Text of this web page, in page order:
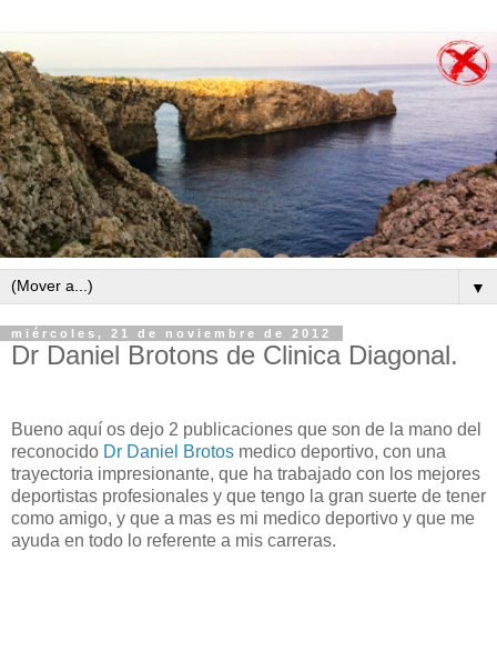
▼
miércoles, 21 de noviembre de 2012
Dr Daniel Brotons de Clinica Diagonal.
Bueno aquí os dejo 2 publicaciones que son de la mano del
reconocido Dr Daniel Brotos medico deportivo, con una
trayectoria impresionante, que ha trabajado con los mejores
deportistas profesionales y que tengo la gran suerte de tener
como amigo, y que a mas es mi medico deportivo y que me
ayuda en todo lo referente a mis carreras.